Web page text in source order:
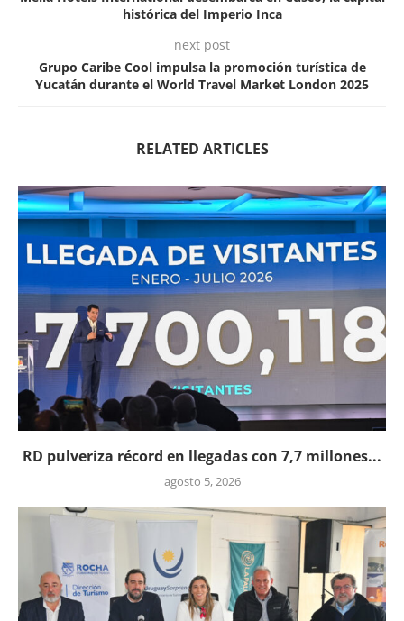
histórica del Imperio Inca
next post
Grupo Caribe Cool impulsa la promoción turística de
Yucatán durante el World Travel Market London 2025
RELATED ARTICLES
RD pulveriza récord en llegadas con 7,7 millones...
agosto 5, 2026